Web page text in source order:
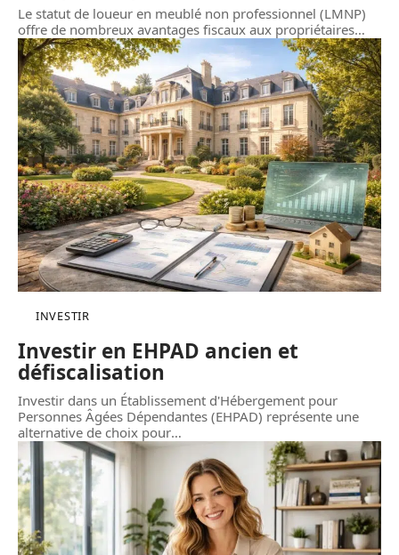
Le statut de loueur en meublé non professionnel (LMNP)
offre de nombreux avantages fiscaux aux propriétaires…
INVESTIR
Investir en EHPAD ancien et
défiscalisation
Investir dans un Établissement d'Hébergement pour
Personnes Âgées Dépendantes (EHPAD) représente une
alternative de choix pour…